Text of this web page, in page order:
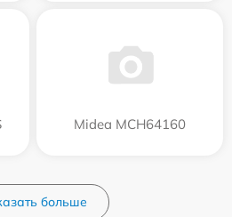
Midea MCH64160
больше